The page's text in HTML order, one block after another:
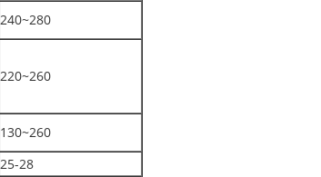
240~280
220~260
130~260
25-28